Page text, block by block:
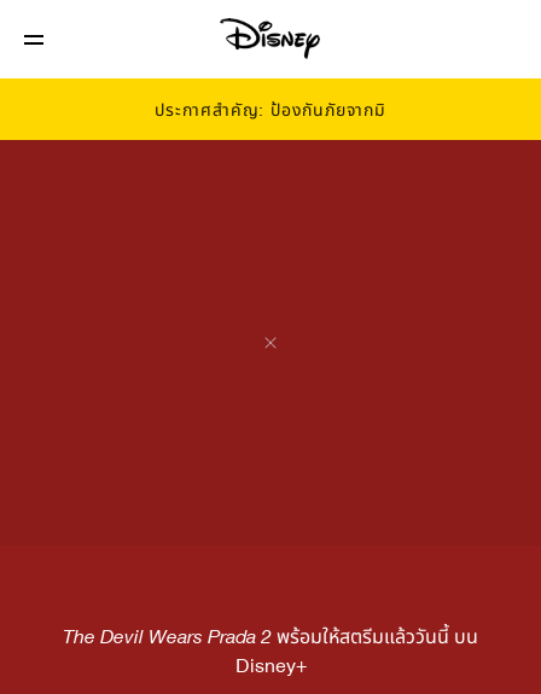
ประกาศสำคัญ: ป้องกันภัยจากมิ
The Devil Wears Prada 2พร้อมให้สตรีมแล้ววันนี้ บน
Disney+